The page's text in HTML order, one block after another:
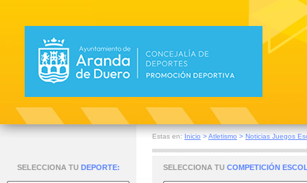
Estas en: Inicio >Atletismo > Noticias Juegos
SELECCIONA TU DEPORTE: SELECCIONA TU COMPETICIÓN